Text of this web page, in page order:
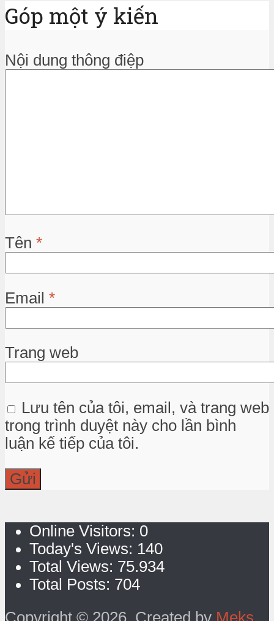
Góp một ý kiến
Nội dung thông điệp
Tên *
Email *
Trang web
Lưu tên của tôi, email, và trang web
trong trình duyệt này cho lần bình
luận kế tiếp của tôi.
Online Visitors: 0
Today's Views: 140
Total Views: 75.934
Total Posts: 704